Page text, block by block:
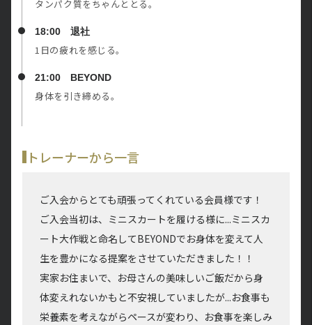
タンパク質をちゃんととる。
18:00 退社
1日の疲れを感じる。
21:00 BEYOND
身体を引き締める。
トレーナーから一言
ご入会からとても頑張ってくれている会員様です！
ご入会当初は、ミニスカートを履ける様に...ミニスカ
ート大作戦と命名してBEYONDでお身体を変えて人
生を豊かになる提案をさせていただきました！！
実家お住まいで、お母さんの美味しいご飯だから身
体変えれないかもと不安視していましたが...お食事も
栄養素を考えながらペースが変わり、お食事を楽しみ